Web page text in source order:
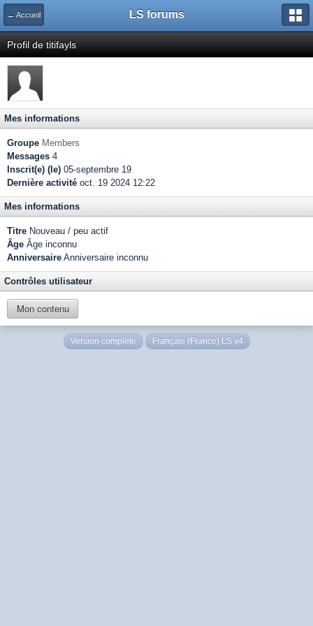
← Accueil LS forums
Profil de titifayls
Mes informations
Groupe Members
Messages 4
Inscrit(e) (le) 05-septembre 19
Dernière activité oct. 19 2024 12:22
Mes informations
Titre Nouveau / peu actif
Âge Âge inconnu
Anniversaire Anniversaire inconnu
Contrôles utilisateur
Mon contenu
Version complète Français (France) LS v4